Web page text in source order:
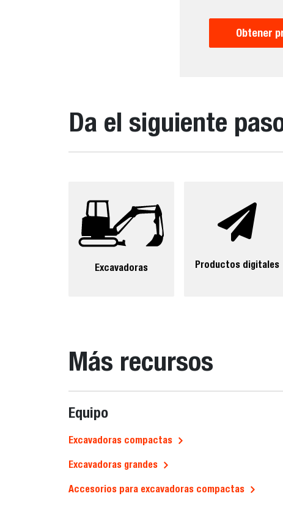
Obtener
Da el siguiente
Excavadoras Productos digitales
Más recursos
Equipo
Excavadoras compactas
Excavadoras grandes
Accesorios para excavadoras compactas